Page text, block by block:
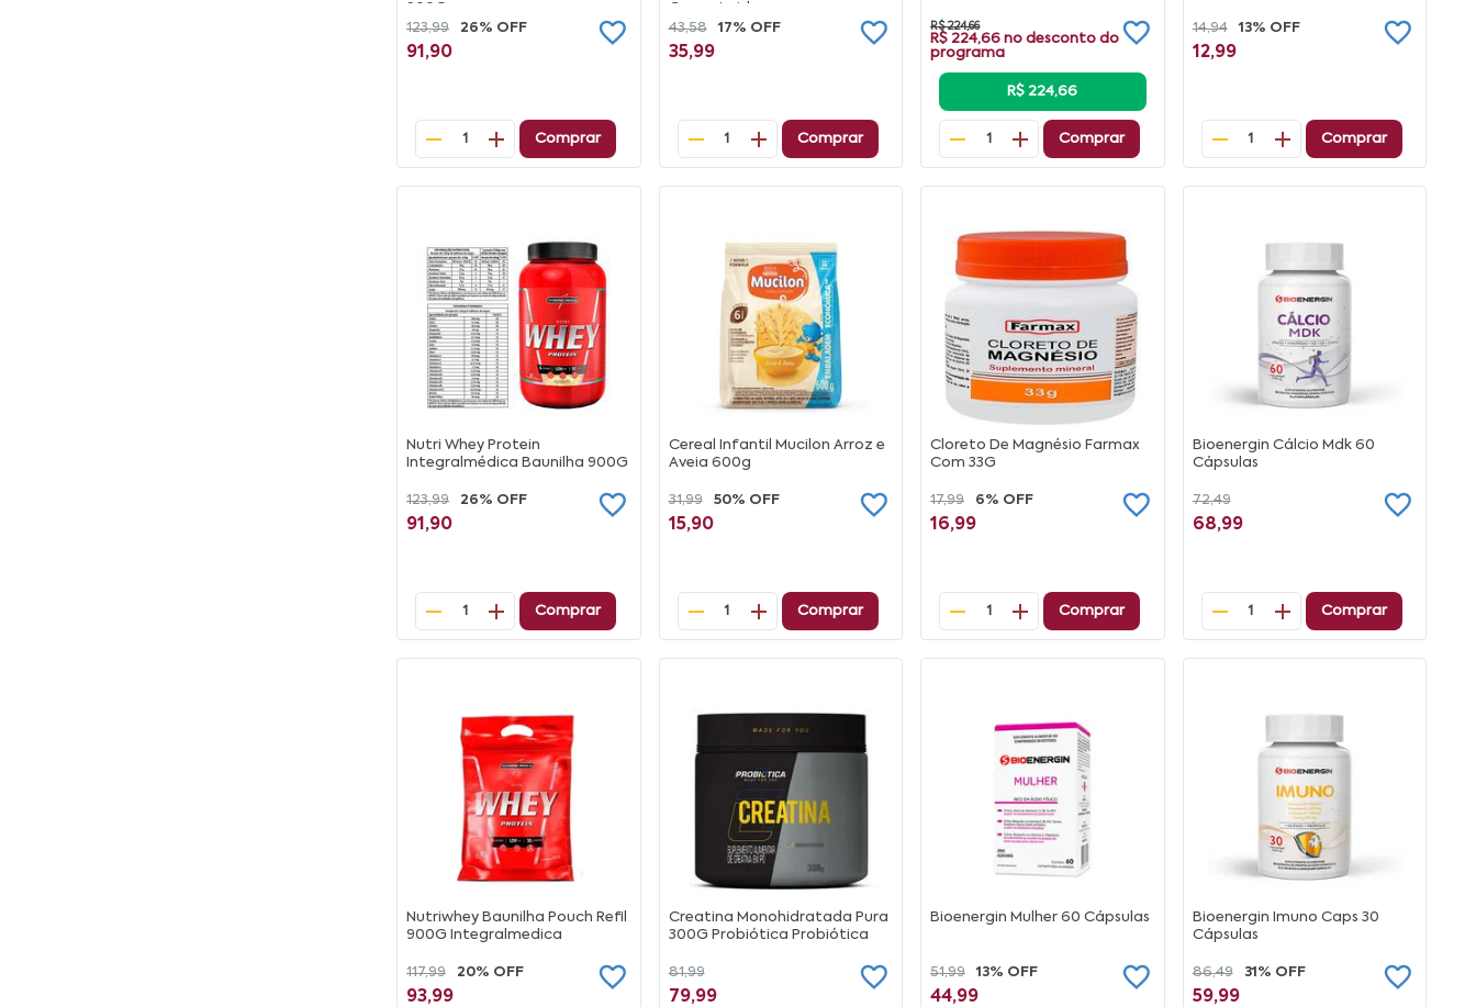
900G
123,99
26% OFF
91,90
1 Comprar
Comprimidos
43,58
17% OFF
35,99
1 Comprar
R$ 224,66
R$ 224,66 no desconto do
programa
R$ 224,66
1 Comprar
14,94 13% OFF
12,99
1 Comprar
Nutri Whey Protein
Integralmédica Baunilha 900G
123,99 26% OFF
91,90
1 Comprar
Cereal Infantil Mucilon Arroz e
Aveia 600g
31,99 50% OFF
15,90
1 Comprar
Cloreto De Magnésio Farmax
Com 33G
17,99 6% OFF
16,99
1 Comprar
Bioenergin Cálcio Mdk 60
Cápsulas
72,49
68,99
1 Comprar
Nutriwhey Baunilha Pouch Refil
900G Integralmedica
117,99 20% OFF
93,99
Creatina Monohidratada Pura
300G Probiótica Probiótica
81,99
79,99
Bioenergin Mulher 60 Cápsulas
51,99 13% OFF
44,99
Bioenergin Imuno Caps 30
Cápsulas
86,49 31% OFF
59,99